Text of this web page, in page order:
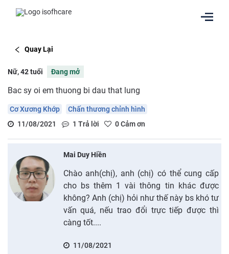
Quay Lại
Nữ, 42 tuổi Đang mở
Bac sy oi em thuong bi dau that lung
Cơ Xương Khớp
Chấn thương chỉnh hình
11/08/2021
1 Trả lời 0Cảm ơn
Mai Duy Hiền
Chào anh(chị), anh (chị) có thể cung cấp
cho bs thêm 1 vài thông tin khác được
không? Anh (chị) hỏi như thế này bs khó tư
vấn quá, nếu trao đổi trực tiếp được thì
càng tốt....
11/08/2021